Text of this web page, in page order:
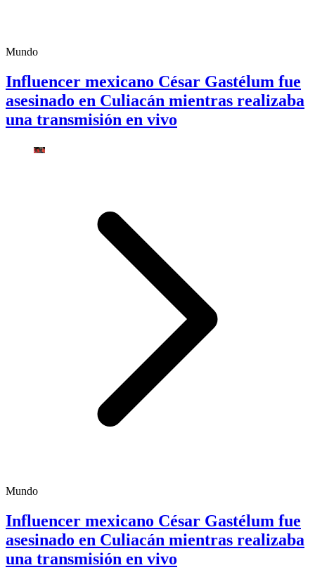
Mundo
Influencer mexicano César Gastélum fue
asesinado en Culiacán mientras realizaba
una transmisión en vivo
Mundo
Influencer mexicano César Gastélum fue
asesinado en Culiacán mientras realizaba
una transmisión en vivo